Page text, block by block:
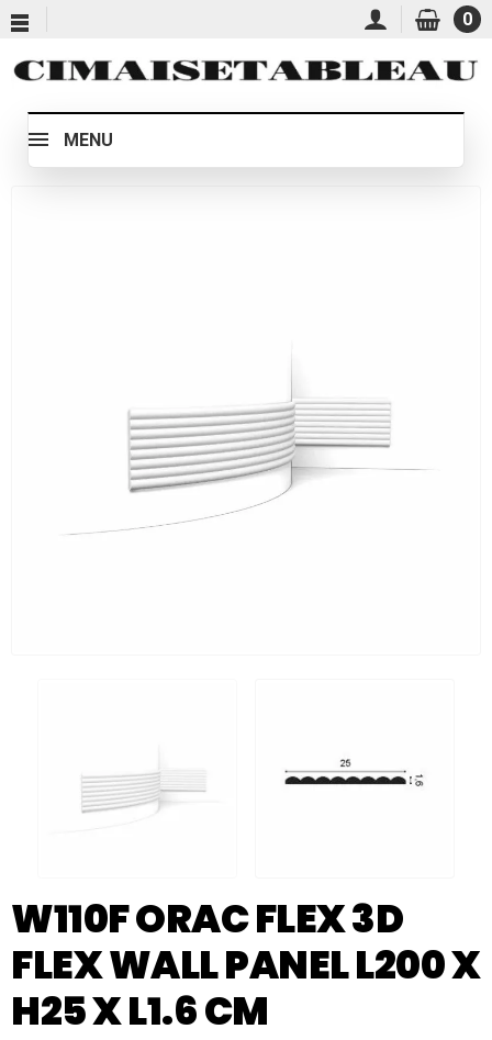
0
MENU
W110F ORAC FLEX 3D
FLEX WALL PANEL L200 X
H25 X L1.6 CM